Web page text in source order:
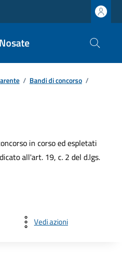
/ Bandi di concorso /
in corso ed espletati
all'art. 19, c. 2 del d.lgs.
Vedi azioni